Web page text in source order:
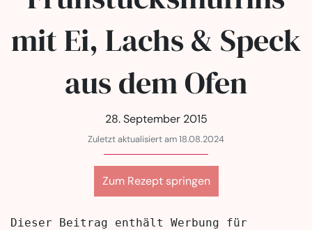
mit Ei, Lachs & Speck
aus dem Ofen
28. September 2015
Zuletzt aktualisiert am 18.08.2024
Zum Rezept springen
Dieser Beitrag enthält Werbung für